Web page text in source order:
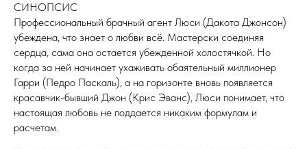
СИНОПСИС
Профессиональный брачный агент Люси (Дакота Джонсон)
убеждена, что знает о любви всё. Мастерски соединяя
сердца, сама она остается убежденной холостячкой. Но
когда за ней начинает ухаживать обаятельный миллионер
Гарри (Педро Паскаль), а на горизонте вновь появляется
красавчик-бывший Джон (Крис Эванс), Люси понимает, что
настоящая любовь не поддается никаким формулам и
расчетам.